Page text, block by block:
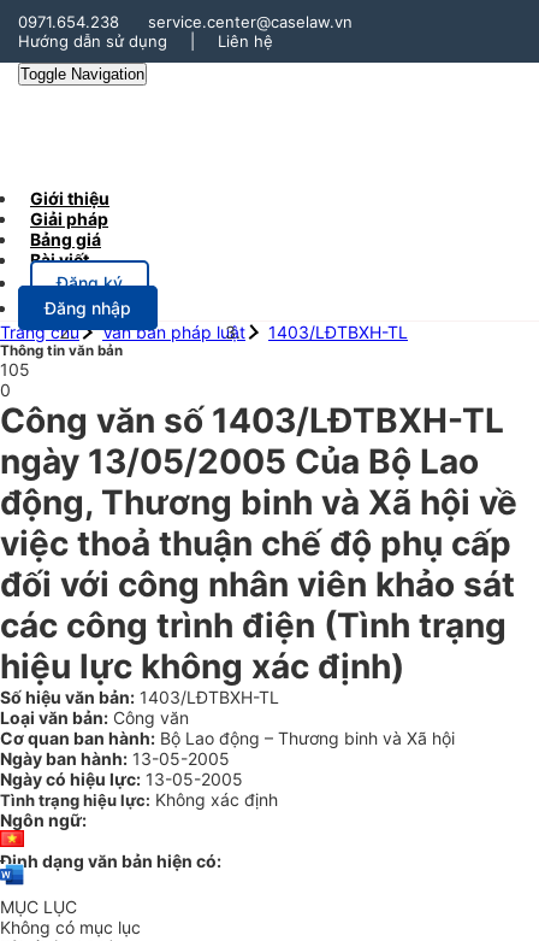
0971.654.238
service.center@caselaw.vn
Hướng dẫn sử dụng
Liên hệ
Toggle Navigation
Giới thiệu
Giải pháp
Bảng giá
Bài viết
Đăng ký
Đăng nhập
Trang chủ
Văn bản pháp luật 1403/LĐTBXH-TL
Thông tin văn bản
105
0
Công văn số 1403/LĐTBXH-TL
ngày 13/05/2005 Của Bộ Lao
động, Thương binh và Xã hội về
việc thoả thuận chế độ phụ cấp
đối với công nhân viên khảo sát
các công trình điện (Tình trạng
hiệu lực không xác định)
Số hiệu văn bản: 1403/LĐTBXH-TL
Loại văn bản: Công văn
Cơ quan ban hành: Bộ Lao động – Thương binh và Xã hội
Ngày ban hành: 13-05-2005
Ngày có hiệu lực: 13-05-2005
Tình trạng hiệu lực: Không xác định
Ngôn ngữ:
Định dạng văn bản hiện có:
MỤC LỤC
Không có mục lục